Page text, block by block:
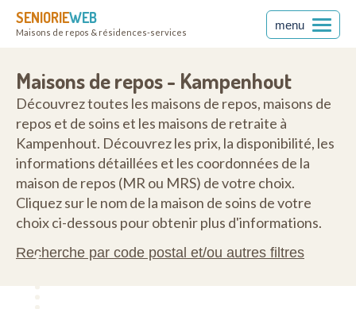
SENIORIEWEB
Maisons de repos & résidences-services
menu
Maisons de repos - Kampenhout
Découvrez toutes les maisons de repos, maisons de
repos et de soins et les maisons de retraite à
Kampenhout. Découvrez les prix, la disponibilité, les
informations détaillées et les coordonnées de la
maison de repos (MR ou MRS) de votre choix.
Cliquez sur le nom de la maison de soins de votre
choix ci-dessous pour obtenir plus d'informations.
Recherche par code postal et/ou autres filtres